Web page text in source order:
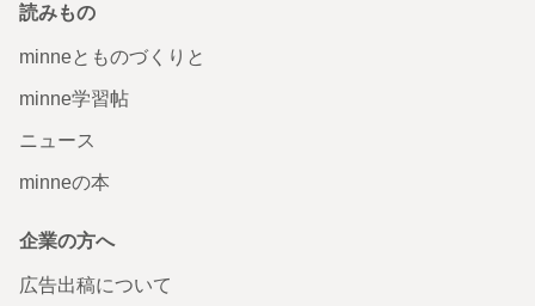
読みもの
minneとものづくりと
minne学習帖
ニュース
minneの本
企業の方へ
広告出稿について